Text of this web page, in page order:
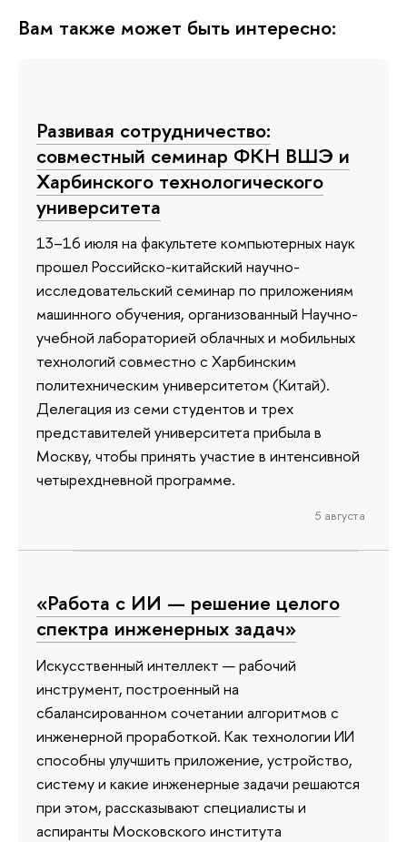
Вам также может быть интересно:
Развивая сотрудничество:
совместный семинар ФКН ВШЭ и
Харбинского технологического
университета
13–16 июля на факультете компьютерных наук
прошел Российско-китайский научно-
исследовательский семинар по приложениям
машинного обучения, организованный Научно-
учебной лабораторией облачных и мобильных
технологий совместно с Харбинским
политехническим университетом (Китай).
Делегация из семи студентов и трех
представителей университета прибыла в
Москву, чтобы принять участие в интенсивной
четырехдневной программе.
5 августа
«Работа с ИИ — решение целого
спектра инженерных задач»
Искусственный интеллект — рабочий
инструмент, построенный на
сбалансированном сочетании алгоритмов с
инженерной проработкой. Как технологии ИИ
способны улучшить приложение, устройство,
систему и какие инженерные задачи решаются
при этом, рассказывают специалисты и
аспиранты Московского института